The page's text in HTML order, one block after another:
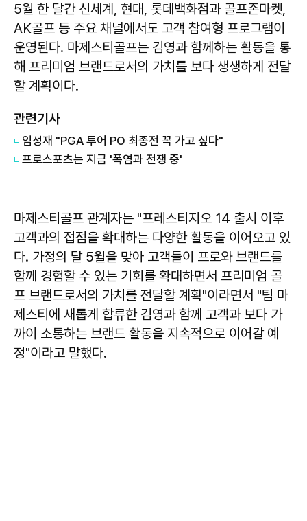
5월 한 달간 신세계, 현대, 롯데백화점과 골프존마켓,
AK골프 등 주요 채널에서도 고객 참여형 프로그램이
운영된다. 마제스티골프는 김영과 함께하는 활동을 통
해 프리미엄 브랜드로서의 가치를 보다 생생하게 전달
할 계획이다.
관련기사
임성재 "PGA 투어 PO 최종전 꼭 가고 싶다"
프로스포츠는 지금 '폭염과 전쟁 중'
마제스티골프 관계자는 "프레스티지오 14 출시 이후
고객과의 접점을 확대하는 다양한 활동을 이어오고 있
다. 가정의 달 5월을 맞아 고객들이 프로와 브랜드를
함께 경험할 수 있는 기회를 확대하면서 프리미엄 골
프 브랜드로서의 가치를 전달할 계획"이라면서 "팀 마
제스티에 새롭게 합류한 김영과 함께 고객과 보다 가
까이 소통하는 브랜드 활동을 지속적으로 이어갈 예
정"이라고 말했다.